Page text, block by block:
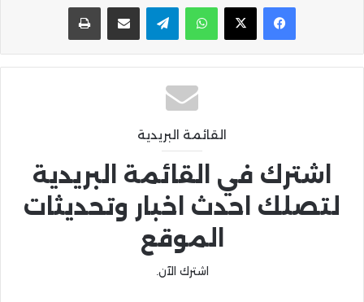
واتساب تيلقرام مشاركة عبر البريد
القائمة البريدية
اشترك في القائمة البريدية
لتصلك احدث اخبار وتحديثات
الموقع
اشترك الآن.